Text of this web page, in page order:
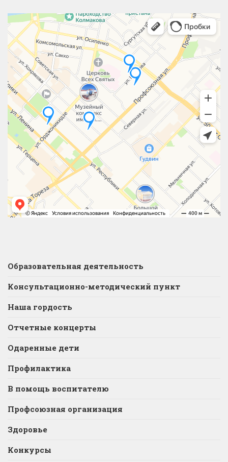
Образовательная деятельность
Консультационно-методический пункт
Наша гордость
Отчетные концерты
Одаренные дети
Профилактика
В помощь воспитателю
Профсоюзная организация
Здоровье
Конкурсы